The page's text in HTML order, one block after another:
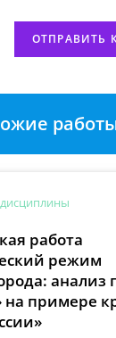
работа
режим
анализ
на примере